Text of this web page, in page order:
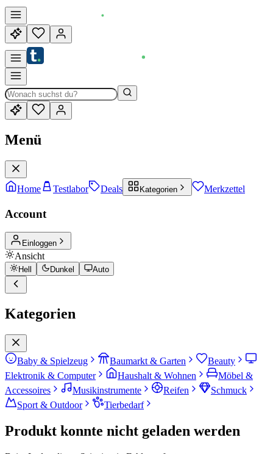
Menü
Home Testlabor Deals Kategorien Merkzettel
Account
Einloggen
Ansicht
Hell Dunkel Auto
Kategorien
Baby & Spielzeug Baumarkt & Garten
Beauty
Elektronik & Computer
Haushalt & Wohnen
Möbel &
Accessoires
Musikinstrumente Reifen
Schmuck
Sport & Outdoor
Tierbedarf
Produkt konnte nicht geladen werden